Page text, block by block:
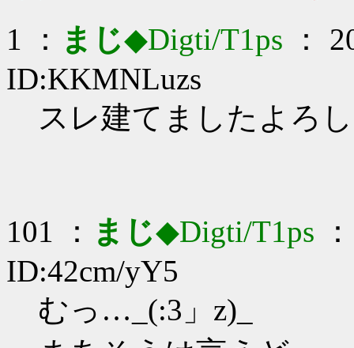
1 ： まじ◆Digti/T1ps ：
ID:KKMNLuzs
スレ建てましたよろ
101 ： まじ◆Digti/T1ps
ID:42cm/yY5
むっ…_(:3」z)_